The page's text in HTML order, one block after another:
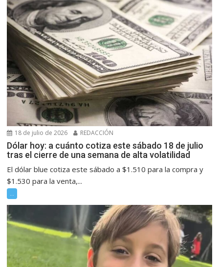
18 de julio de 2026 REDACCIÓN
Dólar hoy: a cuánto cotiza este sábado 18 de julio
tras el cierre de una semana de alta volatilidad
El dólar blue cotiza este sábado a $1.510 para la compra y
$1.530 para la venta,...
...